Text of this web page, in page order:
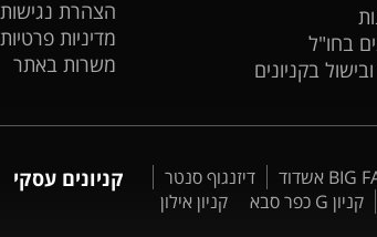
בחו"ל
בקניונים
הצהרת נגישות
מדיניות פרטיות
משרות באתר
דיזנגוף סנטר
קניון G כפר סבא קניון אילון
קניונים עסקי